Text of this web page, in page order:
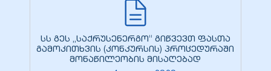
სს გეს „საქრუსენერგო“ გიწვევთ ფასთა
გამოკითხვის (კონკურსის) პროცედურაში
მონაწილეობის მისაღებად